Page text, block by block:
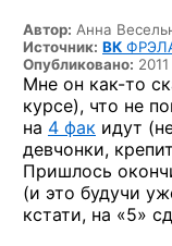
Автор: Анна
Источник: ВК
Опубликовано: 2011
Мне он как-то
курсе), что не
на 4 фак идут
девчонки,
Пришлось
(и это будучи
кстати, на «5»